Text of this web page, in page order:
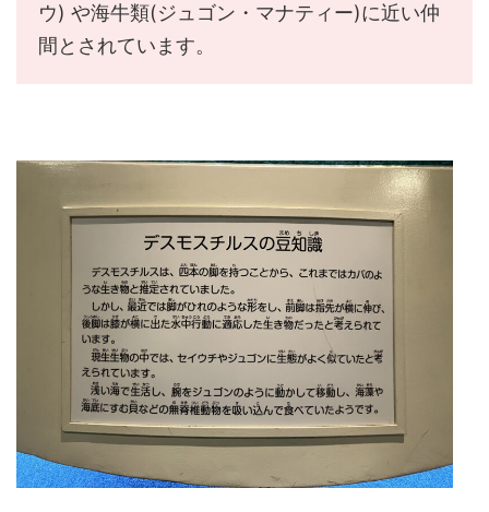
ウ) や海牛類(ジュゴン・マナティー)に近い仲
間とされています。